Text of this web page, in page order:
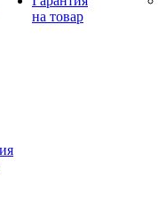
на товар